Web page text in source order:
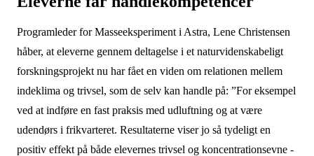
Programleder for Masseeksperiment i Astra, Lene Christensen
håber, at eleverne gennem deltagelse i et naturvidenskabeligt
forskningsprojekt nu har fået en viden om relationen mellem
indeklima og trivsel, som de selv kan handle på: ”For eksempel
ved at indføre en fast praksis med udluftning og at være
udendørs i frikvarteret. Resultaterne viser jo så tydeligt en
positiv effekt på både elevernes trivsel og koncentrationsevne -